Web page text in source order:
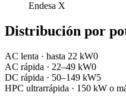
Endesa X
Distribución por
AC lenta · hasta 22 kW0
AC rápida · 22–49 kW0
DC rápida · 50–149 kW5
HPC ultrarrápida · 150 kW o